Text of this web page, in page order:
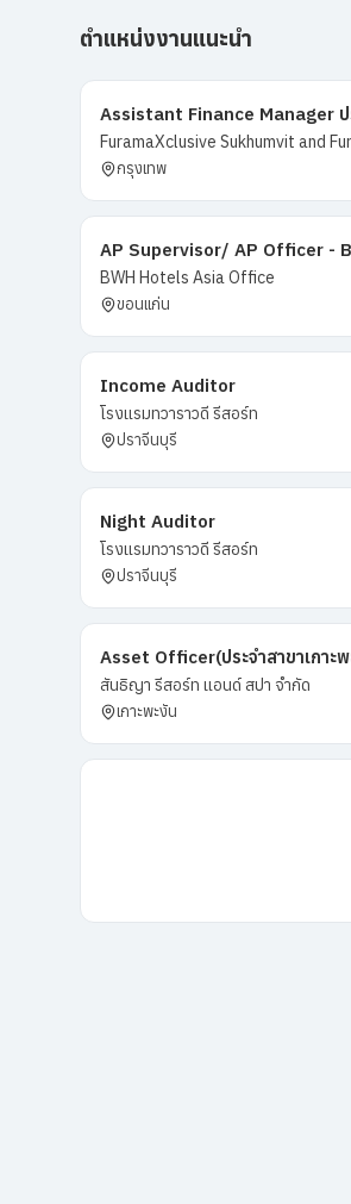
ตำแหน่งงานแนะนำ
Assistant Finance Manager ป
FuramaXclusive Sukhumvit and
กรุงเทพ
AP Supervisor/ AP Officer -
BWH Hotels Asia Office
ขอนแก่น
Income Auditor
โรงแรมทวาราวดี รีสอร์ท
ปราจีนบุรี
Night Auditor
โรงแรมทวาราวดี รีสอร์ท
ปราจีนบุรี
Asset Officer(ประจำสาขาเกาะ
สันธิญา รีสอร์ท แอนด์ สปา จำกัด
เกาะพะงัน